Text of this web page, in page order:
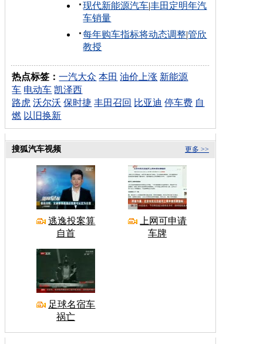
现代新能源汽车|丰田定明年汽
车销量
每年购车指标将动态调整|管欣
教授
热点标签：一汽大众 本田 油价上涨 新能源
车 电动车 凯泽西
路虎 沃尔沃 保时捷 丰田召回 比亚迪 停车费 自
燃 以旧换新
更多 >>
搜狐汽车视频
逃逸投案算
自首
上网可申请
车牌
足球名宿车
祸亡